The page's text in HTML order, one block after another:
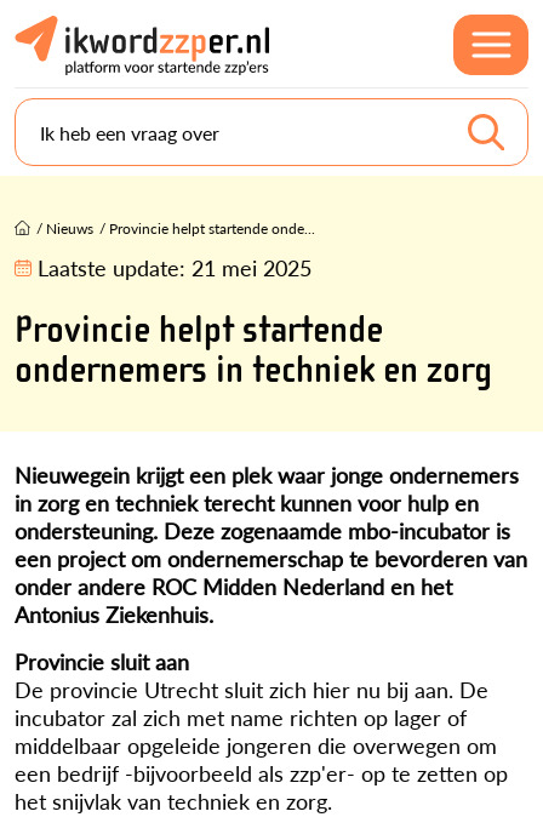
Ik heb een vraag over
/ Nieuws / Provincie helpt startende onde...
Laatste update: 21 mei 2025
Provincie helpt startende
ondernemers in techniek en zorg
Nieuwegein krijgt een plek waar jonge ondernemers
in zorg en techniek terecht kunnen voor hulp en
ondersteuning. Deze zogenaamde mbo-incubator is
een project om ondernemerschap te bevorderen van
onder andere ROC Midden Nederland en het
Antonius Ziekenhuis.
Provincie sluit aan
De provincie Utrecht sluit zich hier nu bij aan. De
incubator zal zich met name richten op lager of
middelbaar opgeleide jongeren die overwegen om
een bedrijf -bijvoorbeeld als zzp'er- op te zetten op
het snijvlak van techniek en zorg.